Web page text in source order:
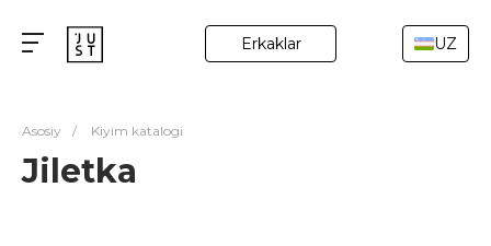
Erkaklar UZ
Asosiy / Kiyim katalogi
Jiletka